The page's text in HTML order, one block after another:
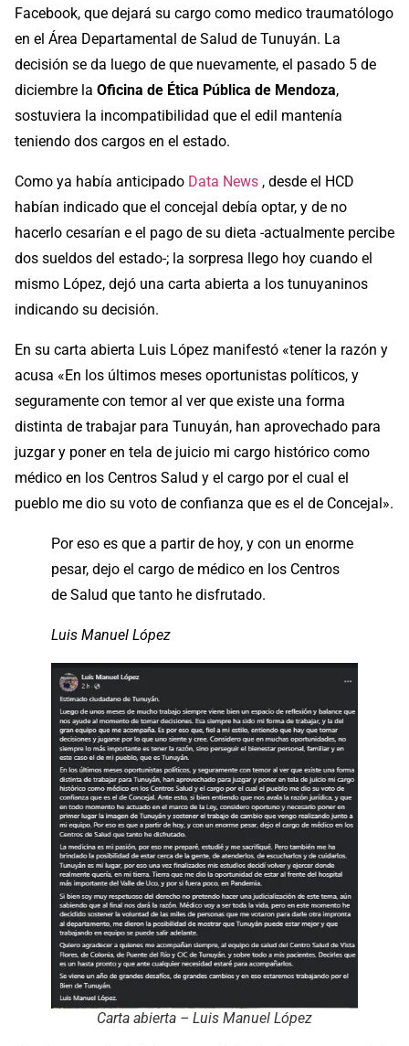
Facebook, que dejará su cargo como medico traumatólogo
en el Área Departamental de Salud de Tunuyán. La
decisión se da luego de que nuevamente, el pasado 5 de
diciembre la Oficina de Ética Pública de Mendoza,
sostuviera la incompatibilidad que el edil mantenía
teniendo dos cargos en el estado.
Como ya había anticipado Data News , desde el HCD
habían indicado que el concejal debía optar, y de no
hacerlo cesarían e el pago de su dieta -actualmente percibe
dos sueldos del estado-; la sorpresa llego hoy cuando el
mismo López, dejó una carta abierta a los tunuyaninos
indicando su decisión.
En su carta abierta Luis López manifestó «tener la razón y
acusa «En los últimos meses oportunistas políticos, y
seguramente con temor al ver que existe una forma
distinta de trabajar para Tunuyán, han aprovechado para
juzgar y poner en tela de juicio mi cargo histórico como
médico en los Centros Salud y el cargo por el cual el
pueblo me dio su voto de confianza que es el de Concejal».
Por eso es que a partir de hoy, y con un enorme
pesar, dejo el cargo de médico en los Centros
de Salud que tanto he disfrutado.
Luis Manuel López
Carta abierta – Luis Manuel López